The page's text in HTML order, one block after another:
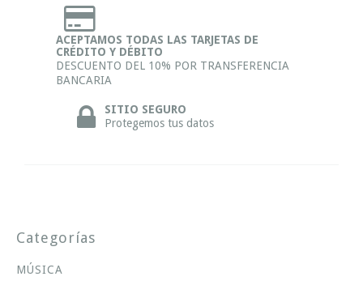
ACEPTAMOS TODAS LAS TARJETAS DE
CRÉDITO Y DÉBITO
DESCUENTO DEL 10% POR TRANSFERENCIA
BANCARIA
SITIO SEGURO
Protegemos tus datos
Categorías
MÚSICA